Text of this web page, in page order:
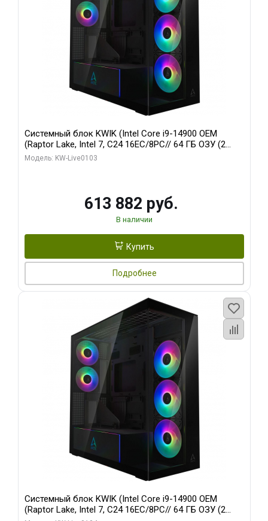
Системный блок KWIK (Intel Core i9-14900 OEM
(Raptor Lake, Intel 7, C24 16EC/8PC// 64 ГБ ОЗУ (2
модуля)/ Afox RTX4090 24GB GDDR6X 384-Bit 3xDP
Модель: KW-Live0103
613 882 руб.
В наличии
Купить
Подробнее
Системный блок KWIK (Intel Core i9-14900 OEM
(Raptor Lake, Intel 7, C24 16EC/8PC// 64 ГБ ОЗУ (2